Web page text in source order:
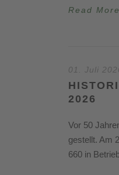
Read More
01. Juli
2026
Vor 50
gestellt. Am
660 in